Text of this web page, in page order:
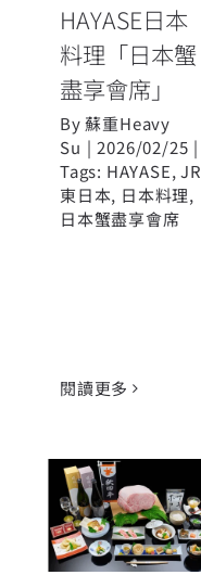
HAYASE日本
料理「日本蟹
盡享會席」
By蘇重Heavy
Su | 2026/02/25 |
Tags: HAYASE,JR
東日本, 日本料理,
日本蟹盡享會席
閱讀更多
HAYASE 日本
料理 X「爛漫
田銘釀餐酒晚